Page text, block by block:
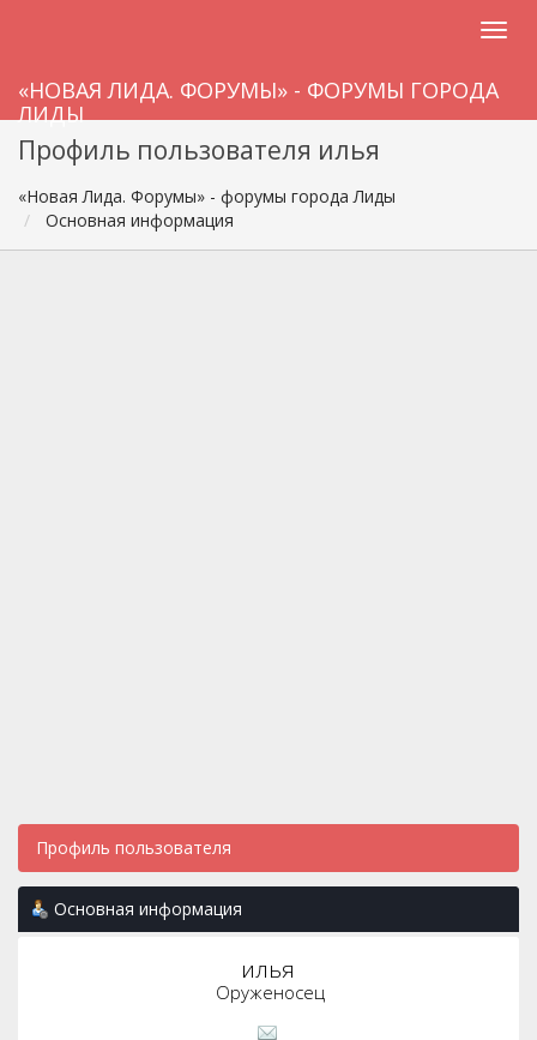
«НОВАЯ ЛИДА. ФОРУМЫ» - ФОРУМЫ ГОРОДА
ЛИДЫ
Профиль пользователя илья
«Новая Лида. Форумы» - форумы города Лиды
Основная информация
Профиль пользователя
Основная информация
илья
Оруженосец